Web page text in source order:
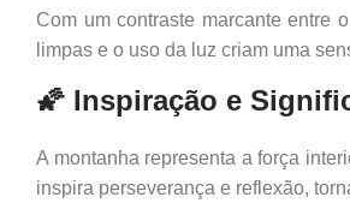
Com um contraste marcante
limpas e o uso da luz criam uma
🌠 Inspiração e
A montanha representa a força
inspira perseverança e reflexão,